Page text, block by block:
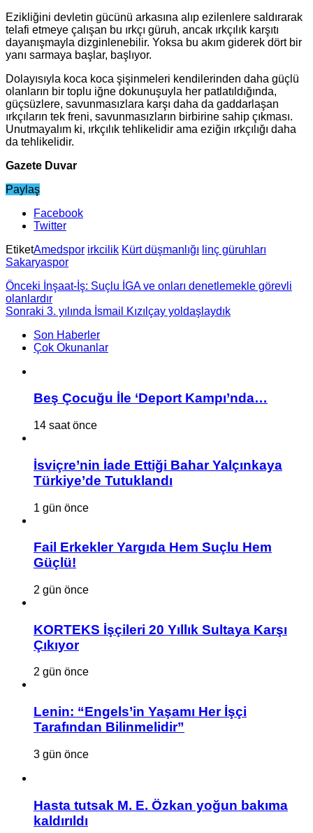
Ezikliğini devletin gücünü arkasına alıp ezilenlere saldırarak
telafi etmeye çalışan bu ırkçı güruh, ancak ırkçılık karşıtı
dayanışmayla dizginlenebilir. Yoksa bu akım giderek dört bir
yanı sarmaya başlar, başlıyor.
Dolayısıyla koca koca şişinmeleri kendilerinden daha güçlü
olanların bir toplu iğne dokunuşuyla her patlatıldığında,
güçsüzlere, savunmasızlara karşı daha da gaddarlaşan
ırkçıların tek freni, savunmasızların birbirine sahip çıkması.
Unutmayalım ki, ırkçılık tehlikelidir ama eziğin ırkçılığı daha
da tehlikelidir.
Gazete Duvar
Paylaş
Facebook
Twitter
EtiketAmedspor irkcilik Kürt düşmanlığı linç güruhları
Sakaryaspor
Önceki İnşaat-İş: Suçlu İGA ve onları denetlemekle görevli
olanlardır
Sonraki 3. yılında İsmail Kızılçay yoldaşlaydık
Son Haberler
Çok Okunanlar
Beş Çocuğu İle ‘Deport Kampı’nda…
14 saat önce
İsviçre’nin İade Ettiği Bahar Yalçınkaya
Türkiye’de Tutuklandı
1 gün önce
Fail Erkekler Yargıda Hem Suçlu Hem
Güçlü!
2 gün önce
KORTEKS İşçileri 20 Yıllık Sultaya Karşı
Çıkıyor
2 gün önce
Lenin: “Engels’in Yaşamı Her İşçi
Tarafından Bilinmelidir”
3 gün önce
Hasta tutsak M. E. Özkan yoğun bakıma
kaldırıldı